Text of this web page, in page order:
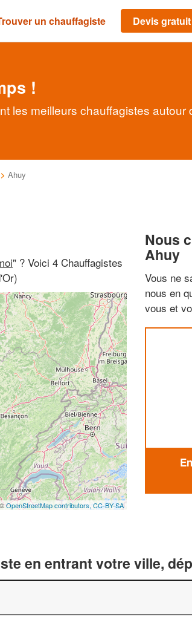
un chauffagiste Devis gratuit
!
les meilleurs chauffagistes autour
> Ahuy
" ? Voici 4 Chauffagistes
©OpenStreetMap contributors,CC-BY-SA
Nous
Ahuy
Vous ne
nous en
vous et
en entrant votre ville,